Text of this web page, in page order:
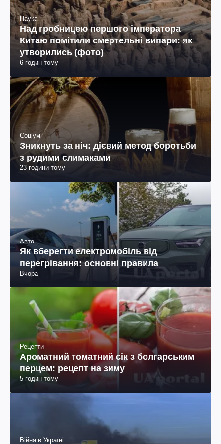
Наука
Над гробницею першого імператора
Китаю помітили смертельні випари: як
утворились (фото)
6 годин тому
Соціум
Зникнуть за ніч: дієвий метод боротьби
з рудими слимаками
23 години тому
Авто
Як вберегти електромобіль від
перегрівання: основні правила
Вчора
Рецепти
Ароматний томатний сік з болгарським
перцем: рецепт на зиму
5 годин тому
Війна в Україні